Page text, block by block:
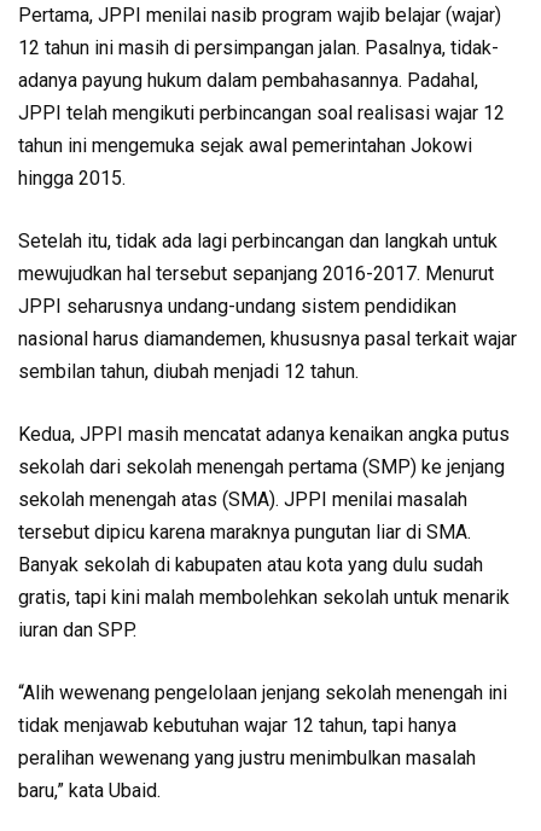
Pertama, JPPI menilai nasib program wajib belajar (wajar)
12 tahun ini masih di persimpangan jalan. Pasalnya, tidak-
adanya payung hukum dalam pembahasannya. Padahal,
JPPI telah mengikuti perbincangan soal realisasi wajar 12
tahun ini mengemuka sejak awal pemerintahan Jokowi
hingga 2015.
Setelah itu, tidak ada lagi perbincangan dan langkah untuk
mewujudkan hal tersebut sepanjang 2016-2017. Menurut
JPPI seharusnya undang-undang sistem pendidikan
nasional harus diamandemen, khususnya pasal terkait wajar
sembilan tahun, diubah menjadi 12 tahun.
Kedua, JPPI masih mencatat adanya kenaikan angka putus
sekolah dari sekolah menengah pertama (SMP) ke jenjang
sekolah menengah atas (SMA). JPPI menilai masalah
tersebut dipicu karena maraknya pungutan liar di SMA.
Banyak sekolah di kabupaten atau kota yang dulu sudah
gratis, tapi kini malah membolehkan sekolah untuk menarik
iuran dan SPP.
“Alih wewenang pengelolaan jenjang sekolah menengah ini
tidak menjawab kebutuhan wajar 12 tahun, tapi hanya
peralihan wewenang yang justru menimbulkan masalah
baru,” kata Ubaid.